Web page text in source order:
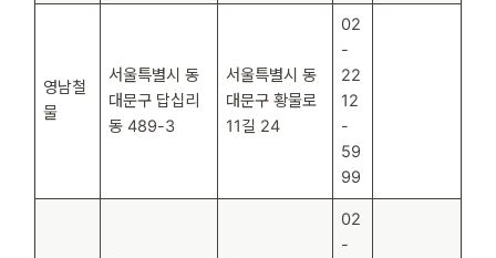
영남철
물
서울특별시 동
대문구 답십리
동 489-3
서울특별시 동
대문구 황물로
11길 24
02
-
22
12
-
59
99
02
-